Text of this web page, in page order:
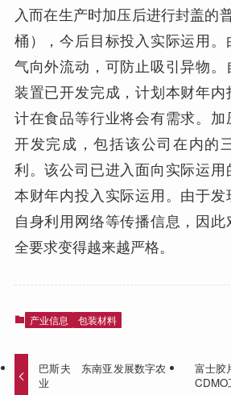
入而在生产时加压后进行封盖的
桶），今后目标投入实际运用
气向外流动，可防止吸引异物
装置已开发完成，计划本财年
计在食品等行业将会有需求。
开发完成，包括该公司在内的
利。该公司已进入面向实际运
本财年内投入实际运用。由于
自身利用网络等传播信息，因
全要求变得越来越严格。
产业信息 包装材料
巴斯夫 东南亚发展数字农
业
富士
CDMO